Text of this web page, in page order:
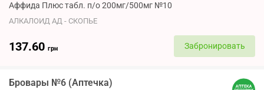
Аффида Плюс табл. п/о 200мг/500мг №10
АЛКАЛОИД АД - СКОПЬЕ
137.60 грн Забронировать
Бровары №6 (Аптечка)